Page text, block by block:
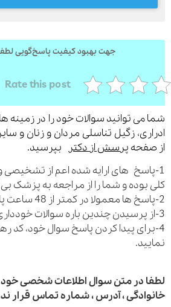
جهت بهبود کیفیت پاسخ‌گویی لطفا
Rate this post
توانید سوالات خود را در زمینه های
زگیل تناسلی مردان و زنان و سایر
پرسش از دکتربپرسید.
های ارایه شده اعم از تشخیصی و
و شما را از مراجعه به پزشک بی نیاز
پیدا کردن پاسخ سوال خود، کد
در متن سوال اطلاعات شخصی خود مثل
، آدرس ، شماره تماس قرار